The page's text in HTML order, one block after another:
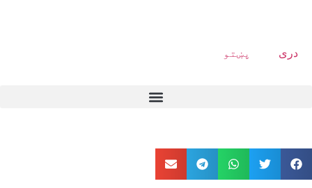
دری پښتو